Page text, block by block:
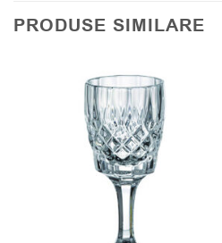
PRODUSE SIMILARE